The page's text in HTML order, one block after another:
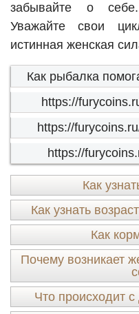
забывайте о
Уважайте свои
истинная женская
Как рыбалка
https://
https://
https://
Как
Как узнать
Как
Почему возникает
Что происходит